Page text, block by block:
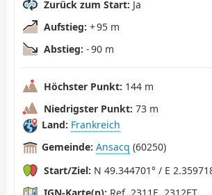
Zurück zum Start: Ja
Aufstieg: + 95 m
Abstieg: - 90 m
Höchster Punkt: 144 m
Niedrigster Punkt: 73 m
Land: Frankreich
Gemeinde: Ansacq (60250)
Start/Ziel: N 49.344701° / E